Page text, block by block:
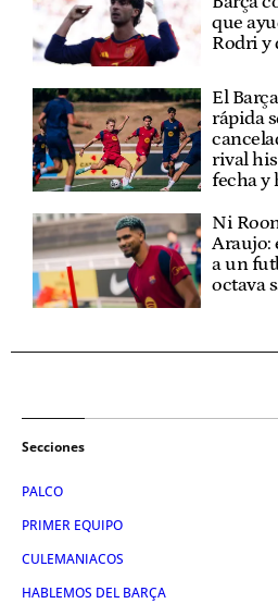
que
Rodri y
El
rápida
rival
fecha y
Ni
Araujo:
a un
octava
Secciones
PALCO
PRIMER EQUIPO
CULEMANIACOS
HABLEMOS DEL BARÇA